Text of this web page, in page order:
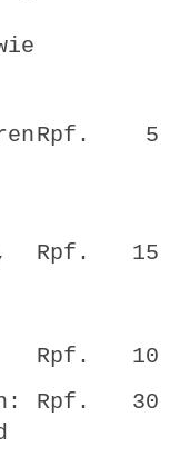
Rpf. 5
Rpf. 15
Rpf.
10
Rpf.
30